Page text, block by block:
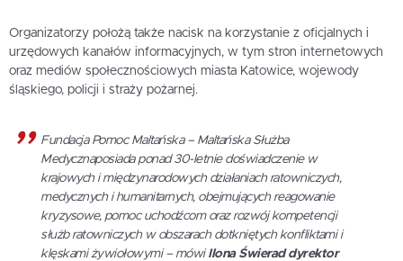
Organizatorzy położą także nacisk na korzystanie z oficjalnych i
urzędowych kanałów informacyjnych, w tym stron internetowych
oraz mediów społecznościowych miasta Katowice, wojewody
śląskiego, policji i straży pożarnej.
Fundacja Pomoc Maltańska – Maltańska Służba
Medycznaposiada ponad 30-letnie doświadczenie w
krajowych i międzynarodowych działaniach ratowniczych,
medycznych i humanitarnych, obejmujących reagowanie
kryzysowe, pomoc uchodźcom oraz rozwój kompetencji
służb ratowniczych w obszarach dotkniętych konfliktami i
klęskami żywiołowymi – mówiIlona Świerad dyrektor